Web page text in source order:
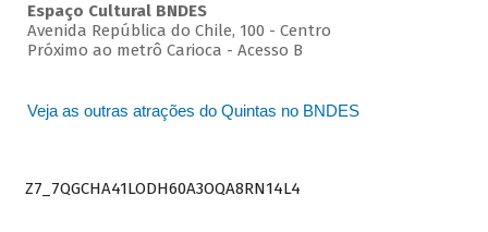
Espaço Cultural BNDES
Avenida República do Chile, 100 - Centro
Próximo ao metrô Carioca - Acesso B
Veja as outras atrações do Quintas no BNDES
Z7_7QGCHA41LODH60A3OQA8RN14L4